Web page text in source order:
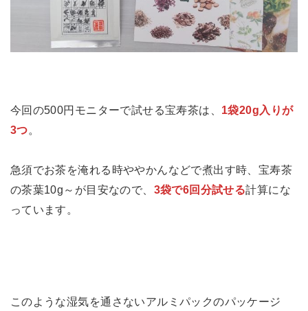
今回の500円モニターで試せる宝寿茶は、 1袋20g入りが
3つ。
急須でお茶を淹れる時ややかんなどで煮出す時、宝寿茶
の茶葉10g～が目安なので、 3袋で6回分試せる計算にな
っています。
このような湿気を通さないアルミパックのパッケージ